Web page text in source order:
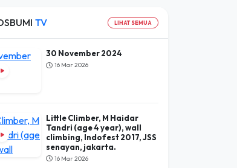
30 November 2024
16 Mar 2026
senayan, jakarta.
16 Mar 2026
Pembelajaran